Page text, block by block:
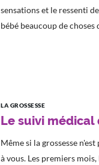
sensations et le ressenti
bébé beaucoup de choses
LA GROSSESSE
Le suivi médical
Même si la grossesse
à vous. Les premiers